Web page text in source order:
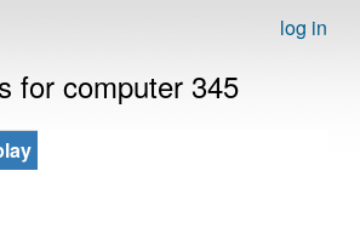
log in
for computer 345